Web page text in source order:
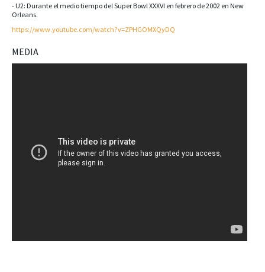
- U2: Durante el medio tiempo del Super Bowl XXXVI en febrero de 2002 en New
Orleans.
https://www.youtube.com/watch?v=ZPHGOMXQyDQ
MEDIA